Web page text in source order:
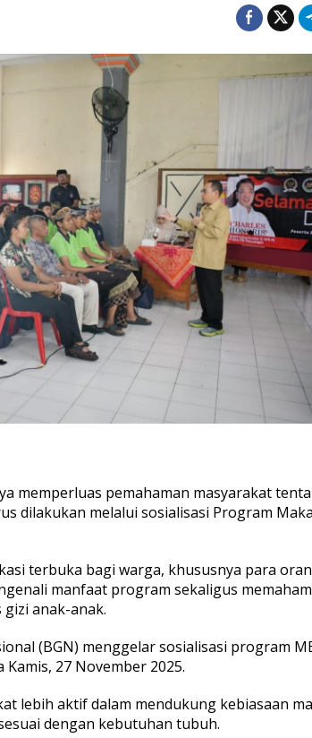
memperluas pemahaman masyarakat
dilakukan melalui sosialisasi Program
terbuka bagi warga, khususnya para
manfaat program sekaligus
anak-anak.
(BGN) menggelar sosialisasi program
27 November 2025.
lebih aktif dalam mendukung kebiasaan
dengan kebutuhan tubuh.